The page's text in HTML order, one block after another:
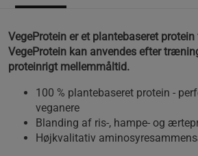
VegeProtein er et plantebaseret
VegeProtein kan anvendes efter
proteinrigt mellemmåltid.
100 % plantebaseret protein -
veganere
Blanding af ris-, hampe- og
Højkvalitativ